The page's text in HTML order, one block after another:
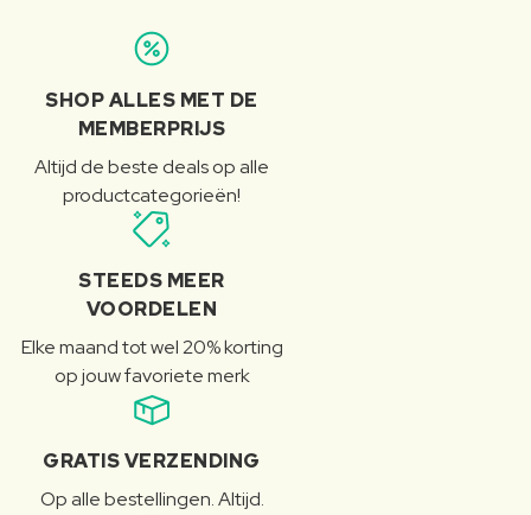
SHOP ALLES MET DE
MEMBERPRIJS
Altijd de beste deals op alle
productcategorieën!
STEEDS MEER
VOORDELEN
Elke maand tot wel 20% korting
op jouw favoriete merk
GRATIS VERZENDING
Op alle bestellingen. Altijd.